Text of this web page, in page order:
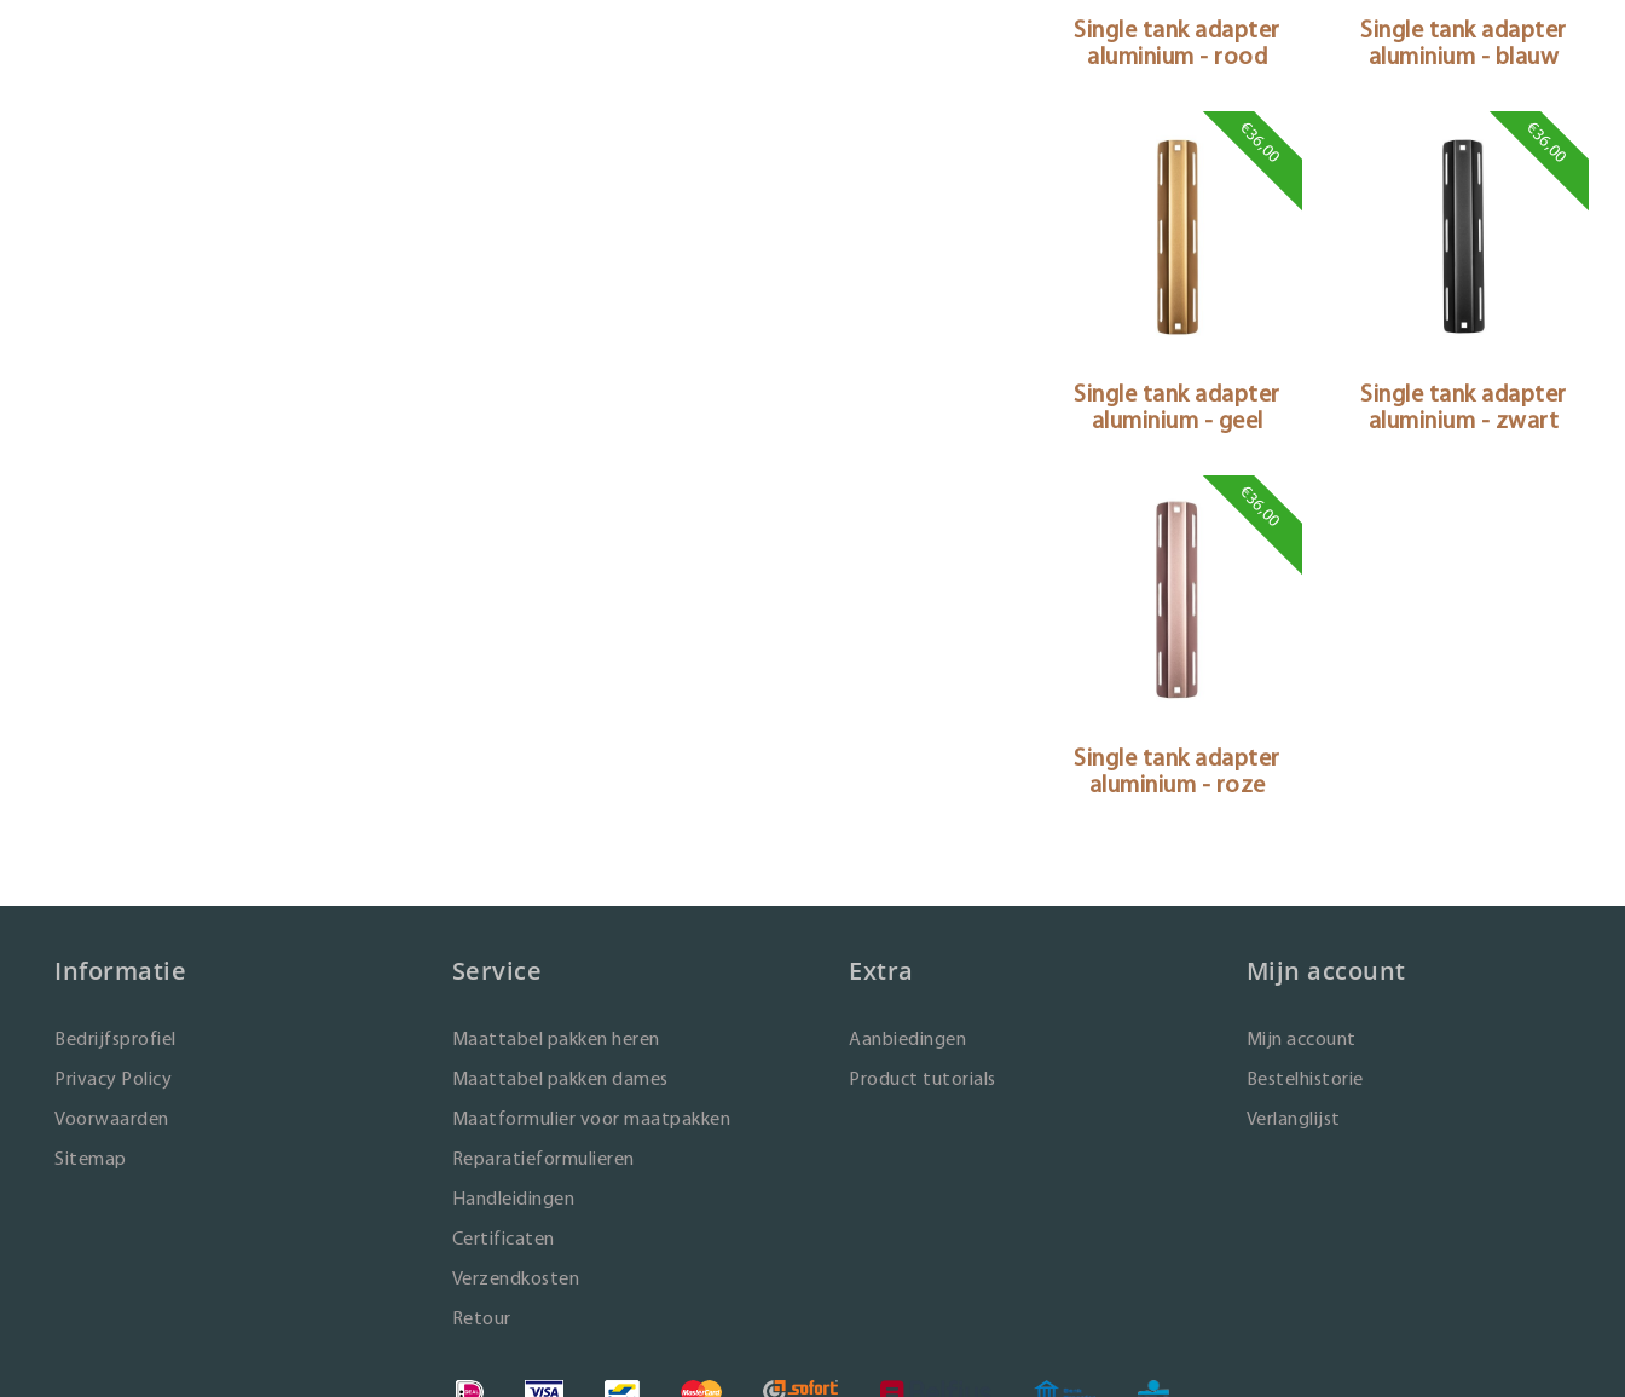
Single tank adapter
aluminium - rood
Single tank adapter
aluminium - blauw
€36,00
Single tank adapter
aluminium - geel
€36,00
Single tank adapter
aluminium - zwart
€36,00
Single tank adapter
aluminium - roze
Informatie
Bedrijfsprofiel
Privacy Policy
Voorwaarden
Sitemap
Service
Maattabel pakken heren
Maattabel pakken dames
Maatformulier voor maatpakken
Reparatieformulieren
Handleidingen
Certificaten
Verzendkosten
Retour
Extra
Aanbiedingen
Product tutorials
Mijn account
Mijn account
Bestelhistorie
Verlanglijst